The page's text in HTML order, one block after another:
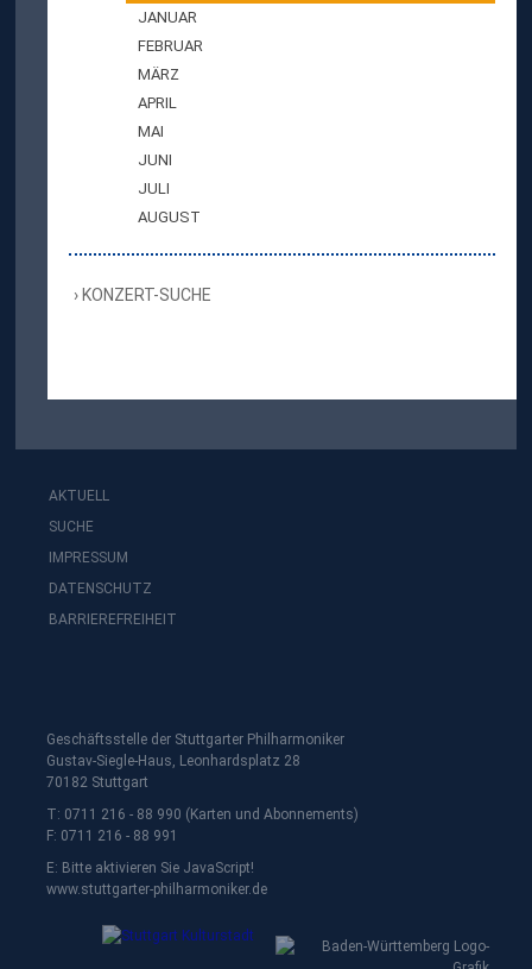
JANUAR
FEBRUAR
MÄRZ
APRIL
MAI
JUNI
JULI
AUGUST
KONZERT-SUCHE
AKTUELL
SUCHE
IMPRESSUM
DATENSCHUTZ
BARRIEREFREIHEIT
Geschäftsstelle der Stuttgarter Philharmoniker
Gustav-Siegle-Haus, Leonhardsplatz 28
70182 Stuttgart
T: 0711 216 - 88 990 (Karten und Abonnements)
F: 0711 216 - 88 991
E: Bitte aktivieren Sie JavaScript!
www.stuttgarter-philharmoniker.de